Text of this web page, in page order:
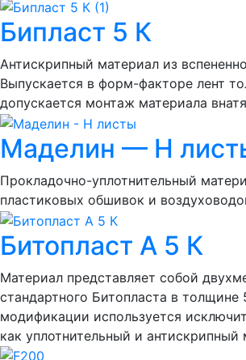
Бипласт 5 К
Антискрипный материал из
Выпускается в форм-факторе лент
допускается монтаж материала
Маделин — Н
Прокладочно-уплотнительный
пластиковых обшивок и
Битопласт А 5 К
Материал представляет собой
стандартного Битопласта в
модификации используется
как уплотнительный и антискрипный